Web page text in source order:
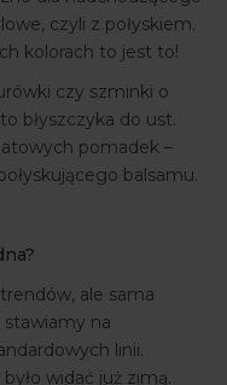
czyli z połyskiem.
kolorach to jest to!
czy szminki o
błyszczyka do ust.
pomadek –
balsamu.
ale sama
stawiamy na
linii.
widać już zimą.